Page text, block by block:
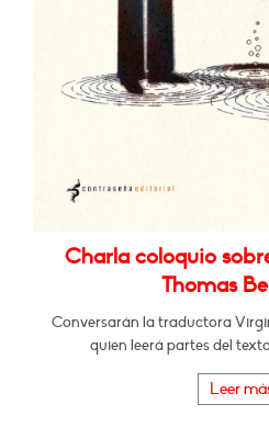
Charla coloquio
Thomas
Conversarán la traductora
quien leerá partes del
Leer